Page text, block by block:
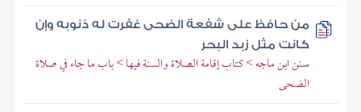
من حافظ على شفعة الضحى غفرت له ذنوبه وإن
كانت مثل زبد البحر
سنن ابن ماجه > كتاب إقامة الصلاة والسنة فيها > باب ما جاء في صلاة
الضحى